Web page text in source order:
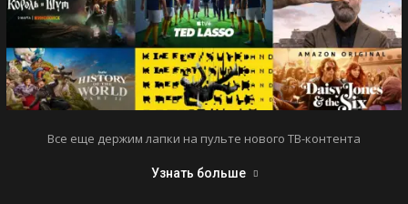
Все еще держим лапки на пульте нового ТВ-контента
Узнать больше